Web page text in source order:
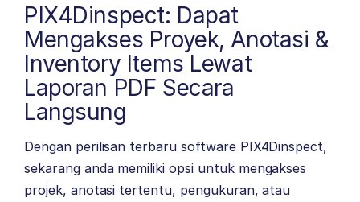
PIX4Dinspect: Dapat
Mengakses Proyek, Anotasi &
Inventory Items Lewat
Laporan PDF Secara
Langsung
Dengan perilisan terbaru software PIX4Dinspect,
sekarang anda memiliki opsi untuk mengakses
projek, anotasi tertentu, pengukuran, atau